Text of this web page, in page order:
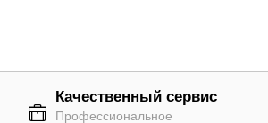
Качественный сервис
Профессиональное